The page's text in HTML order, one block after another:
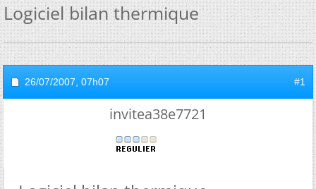
Logiciel bilan thermique
26/07/2007, 07h07 #1
invitea38e7721